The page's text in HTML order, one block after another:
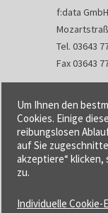
f:data GmbH
Tel. 03643
Fax 03643
Kontakt
Impressum
Cookie-
Um Ihnen den
Cookies. Einige
reibungslosen
auf Sie
akzeptiere“ klicken,
zu.
Individuelle Cookie-